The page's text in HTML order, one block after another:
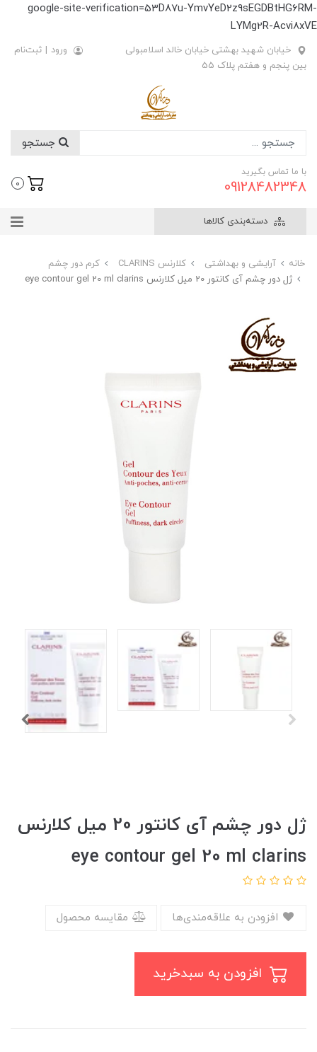
google-site-verification=53D87u-YmvYeD2z9sEGDBtHG6RM-
LYMg2R-Acvi8xVE
خیابان شهید بهشتی خیابان خالد اسلامبولی
بین پنجم و هفتم پلاک 55
ورود | ثبت‌نام
با ما تماس بگیرید
09128482348
0
دسته‌بندی کالاها
خانه آرایشی و بهداشتی کلارنس CLARINS
کرم دور چشم
ژل دور چشم آی کانتور 20 میل کلارنس eye contour gel 20 ml clarins
ژل دور چشم آی کانتور 20 میل کلارنس
eye contour gel 20 ml clarins
مقایسه محصول